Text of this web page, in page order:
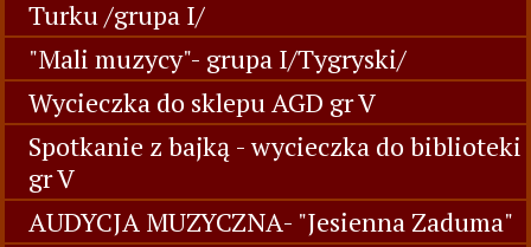
Turku /grupa I/
"Mali muzycy"- grupa I/Tygryski/
Wycieczka do sklepu AGD gr V
Spotkanie z bajką - wycieczka do biblioteki
gr V
AUDYCJA MUZYCZNA- "Jesienna Zaduma"